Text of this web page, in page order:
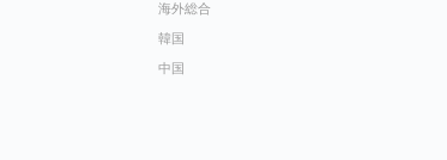
海外総合
韓国
中国